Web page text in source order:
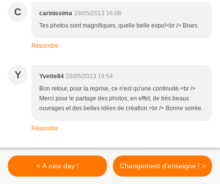
C carinissima 29/05/2013 16:06
Tes photos sont magnifiques, quelle belle expo!<br /> Bises.
Répondre
Y Yvette84 28/05/2013 19:54
Bon retour, pour la reprise, ce n'est qu'une continuité.<br />
Merci pour le partage des photos, en effet, de très beaux
ouvrages et des belles idées de création.<br /> Bonne soirée.
Répondre
< A nice day ! Changement d'enseigne ! >